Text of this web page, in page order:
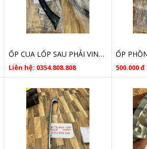
ỐP CUA LỐP SAU PHẢI VINFAST FADIL CHÍNH HÃNG
Liên hệ: 0354.808.808 500.000 đ